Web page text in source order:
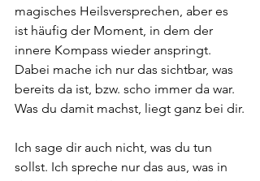
magisches Heilsversprechen, aber es
ist häufig der Moment, in dem der
innere Kompass wieder anspringt.
Dabei mache ich nur das sichtbar, was
bereits da ist, bzw. scho immer da war.
Was du damit machst, liegt ganz bei dir.
Ich sage dir auch nicht, was du tun
sollst. Ich spreche nur das aus, was in